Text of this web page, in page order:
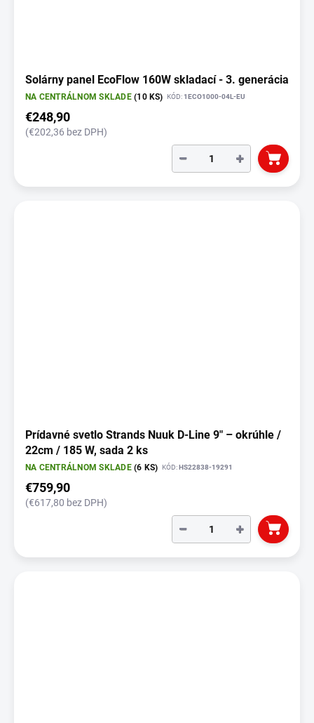
Solárny panel EcoFlow 160W skladací - 3. generácia
NA CENTRÁLNOM SKLADE(10 KS) KÓD:1ECO1000-04L-EU
€248,90
(€202,36 bez DPH)
+
−
Prídavné svetlo Strands Nuuk D-Line 9" – okrúhle /
22cm / 185 W, sada 2 ks
NA CENTRÁLNOM SKLADE(6 KS) KÓD:HS22838-19291
€759,90
(€617,80 bez DPH)
+
−